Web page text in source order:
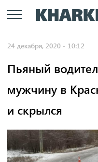
24 декабря, 2020 - 10:12
Пьяный
мужчину в
и скрылся